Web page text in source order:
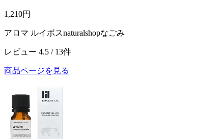
1,210円
アロマ ルイボスnaturalshopなごみ
レビュー 4.5 / 13件
商品ページを見る